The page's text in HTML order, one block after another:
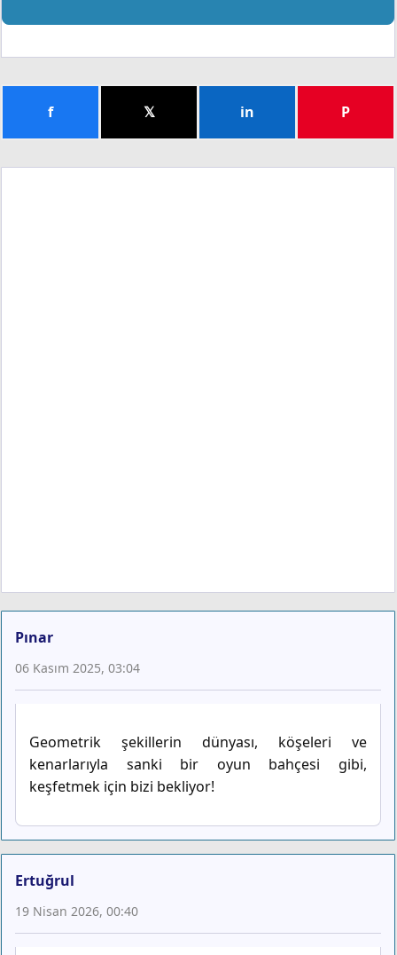
f 𝕏 in P
Pınar
06 Kasım 2025, 03:04
Geometrik şekillerin dünyası, köşeleri ve
kenarlarıyla sanki bir oyun bahçesi gibi,
keşfetmek için bizi bekliyor!
Ertuğrul
19 Nisan 2026, 00:40